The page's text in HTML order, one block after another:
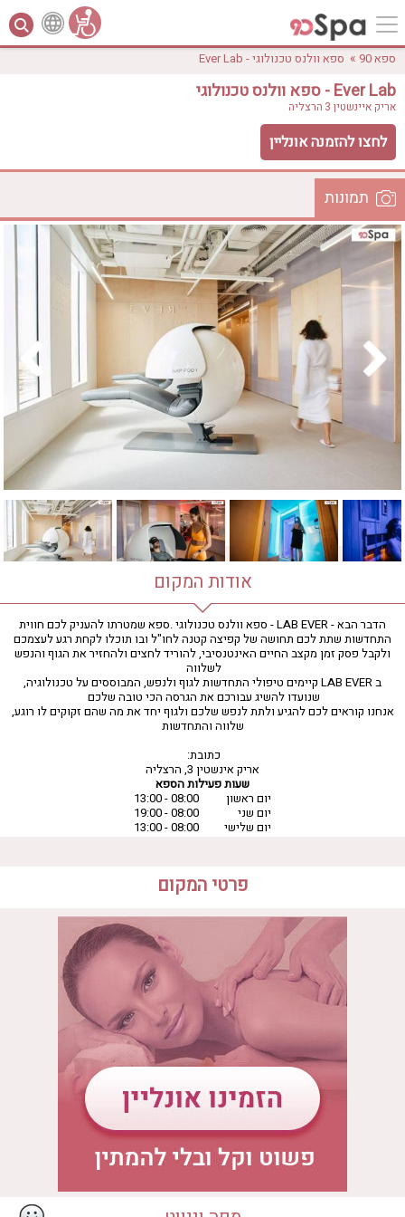
לפי אבזורים
אירוודה
בריכה מחוממת
בריכה חיצונית
ג'קוזי
ג'קוזי פרטי
חדר כושר
חמאם טורקי
טיפול במים
טיפולי קוסמטיקה
סאונה רטובה
סאונה יבשה
עיסוי תאילנדי
שיאצו
אישור טווח מחירים ₪0 - ₪3000
ספא 90 » ספא וולנס טכנולוגי - Ever Lab
ספא וולנס טכנולוגי - Ever Lab
אריק איינשטין 3 הרצליה
לחצו להזמנה אונליין
תמונות
המקום
אודות המקום
הדבר הבא - LAB EVER - ספא וולנס טכנולוגי .ספא שמטרתו להעניק לכם חווית
התחדשות שתת לכם תחושה של קפיצה קטנה לחו"ל ובו תוכלו לקחת רגע לעצמכם
ולקבל פסק זמן מקצב החיים האינטנסיבי, להוריד לחצים ולהחזיר את הגוף והנפש
לשלווה
ב LAB EVER קיימים טיפולי התחדשות לגוף ולנפש, המבוססים על טכנולוגיה,
שנועדו להשיג עבורכם את הגרסה הכי טובה שלכם
אנחנו קוראים לכם להגיע ולתת לנפש שלכם ולגוף יחד את מה שהם זקוקים לו רוגע,
שלווה והתחדשות
כתובת:
אריק אינשטין 3, הרצליה
שעות פעילות הספא
יום ראשון
08:00 - 13:00
יום שני
08:00 - 19:00
יום שלישי
08:00 - 13:00
פרטי המקום
המקום מתאים ל
• ספא יחיד • ספא זוגי